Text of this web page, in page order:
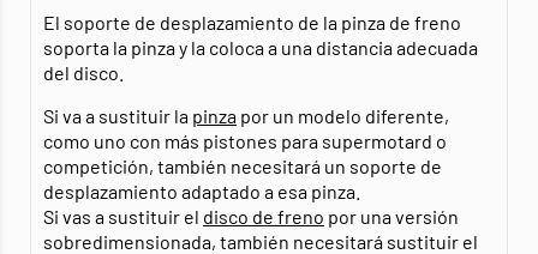
El soporte de desplazamiento de la pinza de freno
soporta la pinza y la coloca a una distancia adecuada
del disco.
Si va a sustituir la pinza por un modelo diferente,
como uno con más pistones para supermotard o
competición, también necesitará un soporte de
desplazamiento adaptado a esa pinza.
Si vas a sustituir el disco de freno por una versión
sobredimensionada, también necesitará sustituir el